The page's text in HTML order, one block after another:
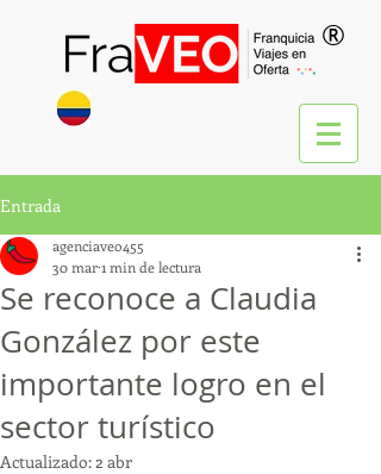
®
Entrada
Se reconoce a Claudia
González por este
importante logro en el
sector turístico
agenciaveo455
30 mar1 min de lectura
Actualizado:2 abr